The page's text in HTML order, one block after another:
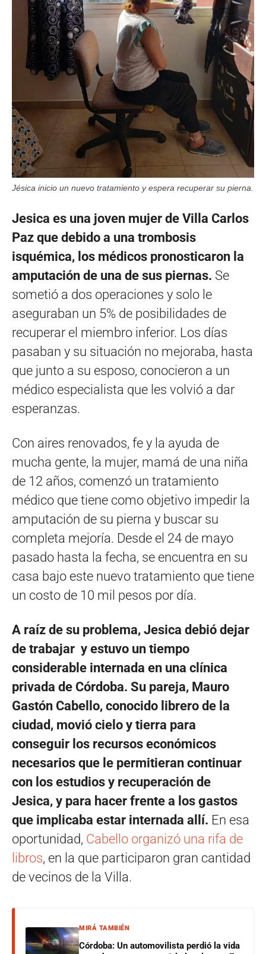
Jésica inicio un nuevo tratamiento y espera recuperar su pierna.
Jesica es una joven mujer de Villa Carlos
Paz que debido a una trombosis
isquémica, los médicos pronosticaron la
amputación de una de sus piernas. Se
sometió a dos operaciones y solo le
aseguraban un 5% de posibilidades de
recuperar el miembro inferior. Los días
pasaban y su situación no mejoraba, hasta
que junto a su esposo, conocieron a un
médico especialista que les volvió a dar
esperanzas.
Con aires renovados, fe y la ayuda de
mucha gente, la mujer, mamá de una niña
de 12 años, comenzó un tratamiento
médico que tiene como objetivo impedir la
amputación de su pierna y buscar su
completa mejoría. Desde el 24 de mayo
pasado hasta la fecha, se encuentra en su
casa bajo este nuevo tratamiento que tiene
un costo de 10 mil pesos por día.
A raíz de su problema, Jesica debió dejar
de trabajar y estuvo un tiempo
considerable internada en una clínica
privada de Córdoba. Su pareja, Mauro
Gastón Cabello, conocido librero de la
ciudad, movió cielo y tierra para
conseguir los recursos económicos
necesarios que le permitieran continuar
con los estudios y recuperación de
Jesica, y para hacer frente a los gastos
que implicaba estar internada allí. En esa
oportunidad, Cabello organizó una rifa de
libros, en la que participaron gran cantidad
de vecinos de la Villa.
MIRÁ TAMBIÉN
Córdoba: Un automovilista perdió la vida